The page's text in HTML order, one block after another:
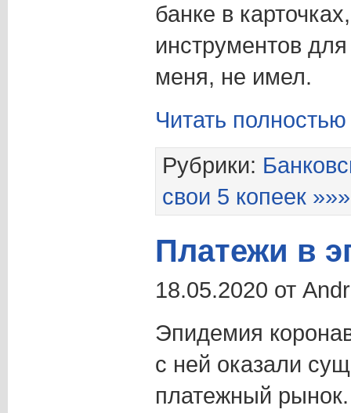
банке в
инструментов
меня, не имел.
Читать
Рубрики:
свои 5 копеек »»»
Платежи в
18.05.2020 от
Эпидемия
с ней оказали
платежный